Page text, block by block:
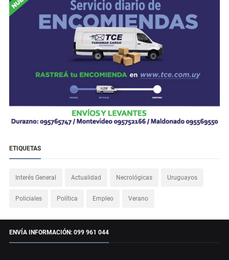
ETIQUETAS
Interés General Actualidad Necrológicas Uruguayos
Policiales Política Empleo Verano
ENVÍA INFORMACIÓN: 099 961 044